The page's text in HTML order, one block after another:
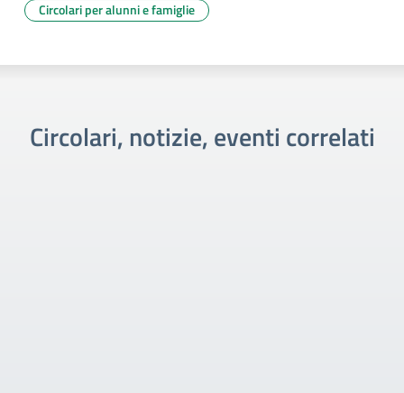
Circolari per alunni e famiglie
Circolari, notizie, eventi correlati